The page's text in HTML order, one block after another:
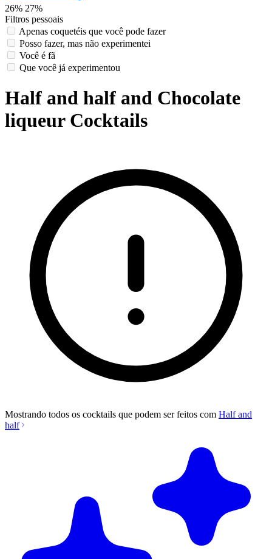
26% 27%
Filtros pessoais
Apenas coquetéis que você pode fazer
Posso fazer, mas não experimentei
Você é fã
Que você já experimentou
Half and half and Chocolate
liqueur Cocktails
Mostrando todos os cocktails que podem ser feitos com Half and
half